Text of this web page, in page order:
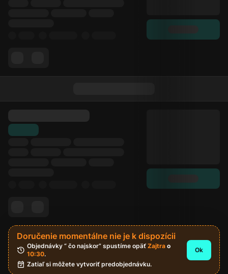
Doručenie momentálne nie je k dispozícii
Objednávky “ čo najskor” spustíme opäť Zajtra
o
10:30.
Zatiaľ si môžete vytvoriť predobjednávku.
Ok